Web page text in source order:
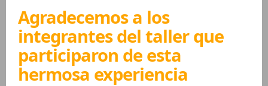
Agradecemos a los
integrantes del taller que
participaron de esta
hermosa experiencia